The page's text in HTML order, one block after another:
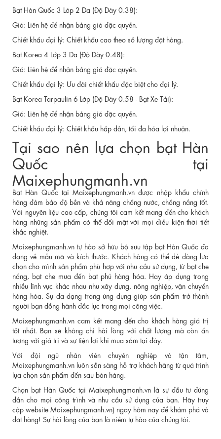
Bạt Hàn Quốc 3 Lớp 2 Da (Độ Dày 0.38):
Giá: Liên hệ để nhận bảng giá đặc quyền.
Chiết khấu đại lý: Chiết khấu cao theo số lượng đặt hàng.
Bạt Korea 4 Lớp 3 Da (Độ Dày 0.48):
Giá: Liên hệ để nhận bảng giá đặc quyền.
Chiết khấu đại lý: Ưu đãi chiết khấu đặc biệt cho đại lý.
Bạt Korea Tarpaulin 6 Lớp (Độ Dày 0.58 - Bạt Xe Tải):
Giá: Liên hệ để nhận bảng giá đặc quyền.
Chiết khấu đại lý: Chiết khấu hấp dẫn, tối đa hóa lợi nhuận.
Tại sao nên lựa chọn bạt Hàn
Quốc tại
Maixephungmanh.vn
Bạt Hàn Quốc tại Maixephungmanh.vn được nhập khẩu chính
hãng đảm bảo độ bền và khả năng chống nước, chống nắng tốt.
Với nguyên liệu cao cấp, chúng tôi cam kết mang đến cho khách
hàng những sản phẩm có thể đối mặt với mọi điều kiện thời tiết
khắc nghiệt.
Maixephungmanh.vn tự hào sở hữu bộ sưu tập bạt Hàn Quốc đa
dạng về mẫu mã và kích thước. Khách hàng có thể dễ dàng lựa
chọn cho mình sản phẩm phù hợp với nhu cầu sử dụng, từ bạt che
nắng, bạt che mưa đến bạt phủ hàng hóa. Hay áp dụng trong
nhiều lĩnh vực khác nhau như xây dựng, nông nghiệp, vận chuyển
hàng hóa. Sự đa dạng trong ứng dụng giúp sản phẩm trở thành
người bạn đồng hành đắc lực trong mọi công việc.
Maixephungmanh.vn cam kết mang đến cho khách hàng giá trị
tốt nhất. Bạn sẽ không chỉ hài lòng với chất lượng mà còn ấn
tượng với giá trị và sự tiện lợi khi mua sắm tại đây.
Với đội ngũ nhân viên chuyên nghiệp và tận tâm,
Maixephungmanh.vn luôn sẵn sàng hỗ trợ khách hàng từ quá trình
lựa chọn sản phẩm đến sau bán hàng.
Chọn bạt Hàn Quốc tại Maixephungmanh.vn là sự đầu tư đúng
đắn cho mọi công trình và nhu cầu sử dụng của bạn. Hãy truy
cập website Maixephungmanh.vn) ngay hôm nay để khám phá và
đặt hàng! Sự hài lòng của bạn là niềm tự hào của chúng tôi.